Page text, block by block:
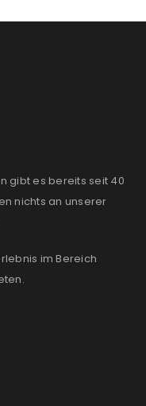
gibt es bereits seit 40
nichts an unserer
im Bereich